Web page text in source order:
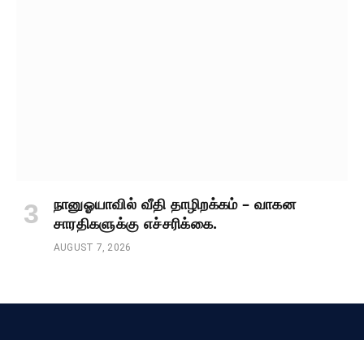
நானுஓயாவில் வீதி தாழிறக்கம் – வாகன
சாரதிகளுக்கு எச்சரிக்கை.
AUGUST 7, 2026